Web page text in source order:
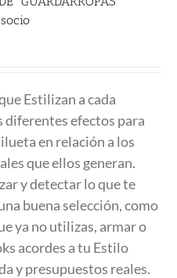
socio
€.
es:
45.00 €.
Estilizan a cada
diferentes efectos para
en relación a los
que ellos generan.
y detectar lo que te
buena selección, como
ya no utilizas, armar o
acordes a tu Estilo
y presupuestos reales.